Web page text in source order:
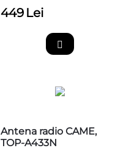
449 Lei
Antena radio CAME,
TOP-A433N